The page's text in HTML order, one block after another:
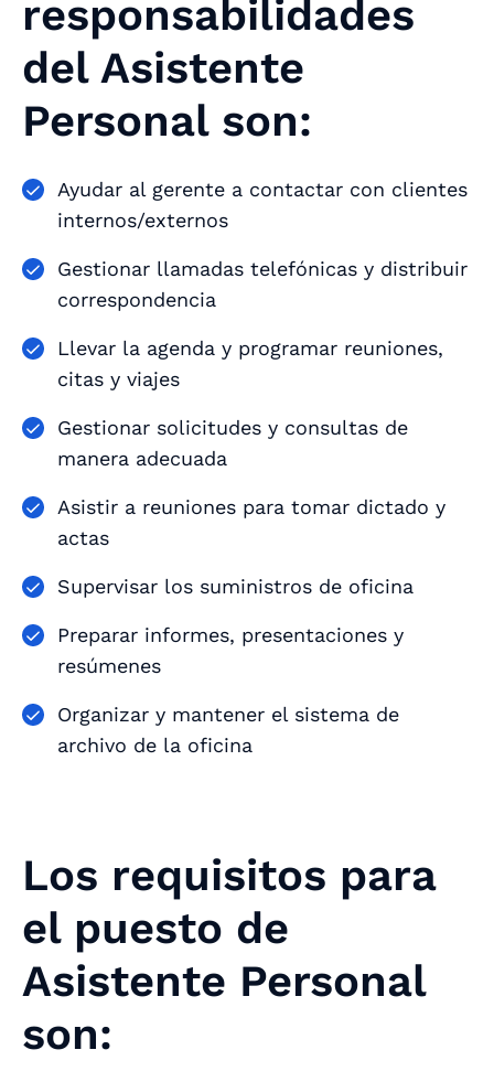
responsabilidades
del Asistente
Personal son:
Ayudar al gerente a contactar con clientes
internos/externos
Gestionar llamadas telefónicas y distribuir
correspondencia
Llevar la agenda y programar reuniones,
citas y viajes
Gestionar solicitudes y consultas de
manera adecuada
Asistir a reuniones para tomar dictado y
actas
Supervisar los suministros de oficina
Preparar informes, presentaciones y
resúmenes
Organizar y mantener el sistema de
archivo de la oficina
Los requisitos para
el puesto de
Asistente Personal
son: